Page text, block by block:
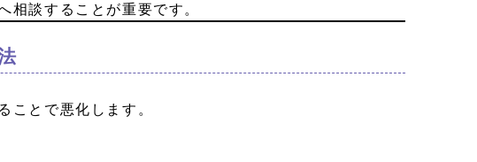
相談することが重要です。
ことで悪化します。